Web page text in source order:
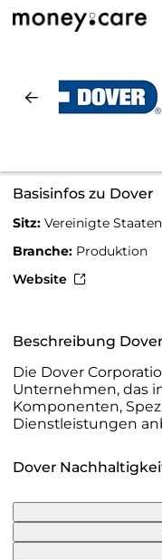
Basisinfos zu Dover
Sitz: Vereinigte Staaten
Branche: Produktion
Website
Beschreibung Dover
Die Dover
Unternehmen, das
Komponenten,
Dienstleistungen
Dover